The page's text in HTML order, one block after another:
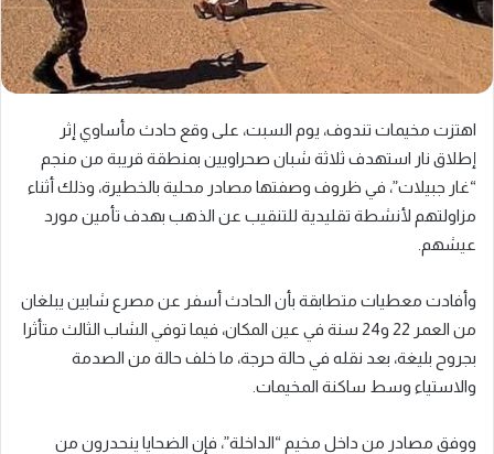
اهتزت مخيمات تندوف، يوم السبت، على وقع حادث مأساوي إثر
إطلاق نار استهدف ثلاثة شبان صحراويين بمنطقة قريبة من منجم
“غار جبيلات”، في ظروف وصفتها مصادر محلية بالخطيرة، وذلك أثناء
مزاولتهم لأنشطة تقليدية للتنقيب عن الذهب بهدف تأمين مورد
عيشهم.
وأفادت معطيات متطابقة بأن الحادث أسفر عن مصرع شابين يبلغان
من العمر 22 و24 سنة في عين المكان، فيما توفي الشاب الثالث متأثرا
بجروح بليغة، بعد نقله في حالة حرجة، ما خلف حالة من الصدمة
والاستياء وسط ساكنة المخيمات.
ووفق مصادر من داخل مخيم “الداخلة”، فإن الضحايا ينحدرون من